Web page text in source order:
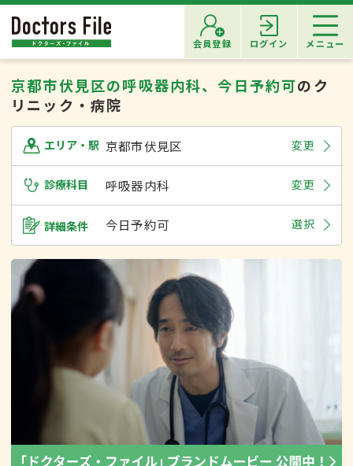
会員登録 ログイン メニュー
京都市伏見区の呼吸器内科、今日予約可のク
リニック・病院
エリア・駅 京都市伏見区 変更
診療科目 呼吸器内科 変更
詳細条件 今日予約可 選択